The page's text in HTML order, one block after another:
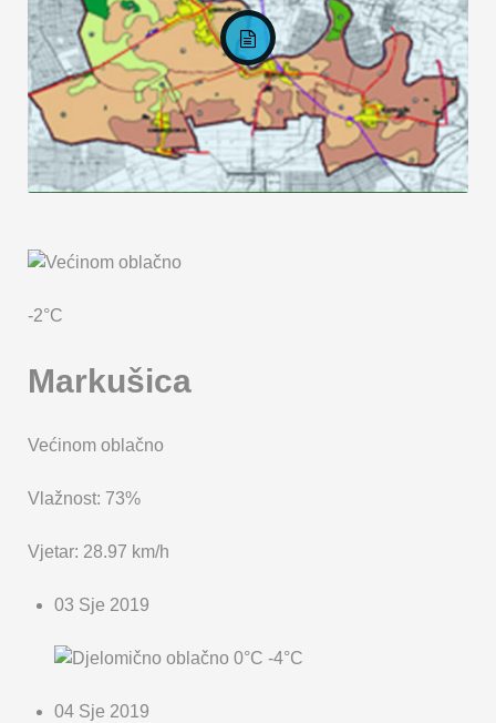
-2°C
Markušica
Većinom oblačno
Vlažnost: 73%
Vjetar: 28.97 km/h
03 Sje 2019
0°C -4°C
04 Sje 2019